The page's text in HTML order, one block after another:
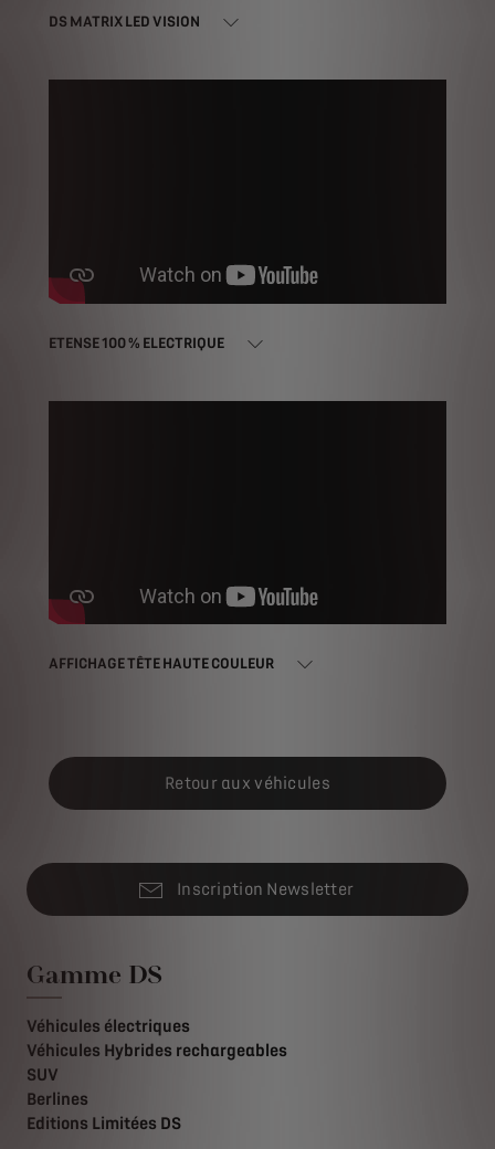
DS MATRIX LED VISION
ETENSE 100 % ELECTRIQUE
AFFICHAGE TÊTE HAUTE COULEUR
Retour aux véhicules
Inscription Newsletter
Gamme DS
Véhicules électriques
Véhicules Hybrides rechargeables
SUV
Berlines
Editions Limitées DS